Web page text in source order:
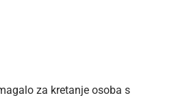
za kretanje osoba s